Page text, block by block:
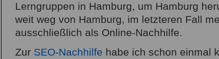
Lerngruppen in Hamburg, um Hamburg
weit weg von Hamburg, im letzteren Fall
ausschließlich als Online-Nachhilfe.
Zur SEO-Nachhilfe habe ich schon einmal